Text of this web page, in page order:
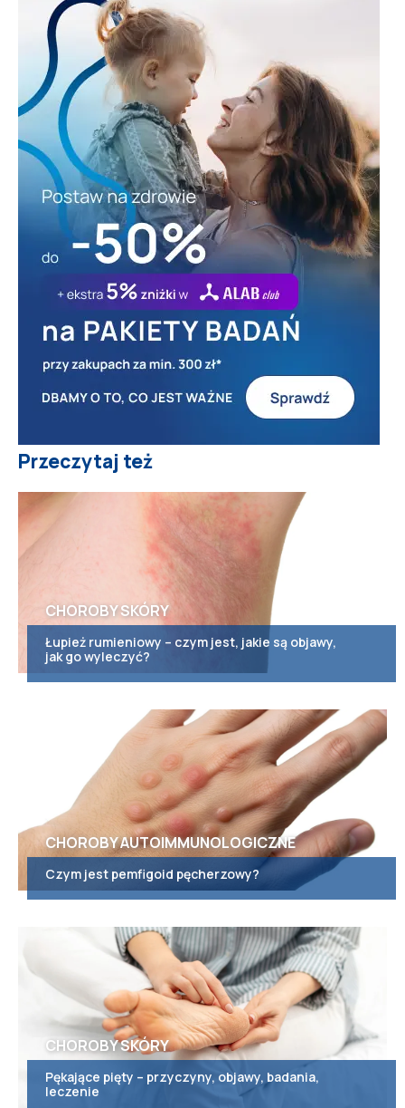
Przeczytaj też
CHOROBY SKÓRY
Łupież rumieniowy – czym jest, jakie są objawy,
jak go wyleczyć?
CHOROBY AUTOIMMUNOLOGICZNE
Czym jest pemfigoid pęcherzowy?
CHOROBY SKÓRY
Pękające pięty – przyczyny, objawy, badania,
leczenie